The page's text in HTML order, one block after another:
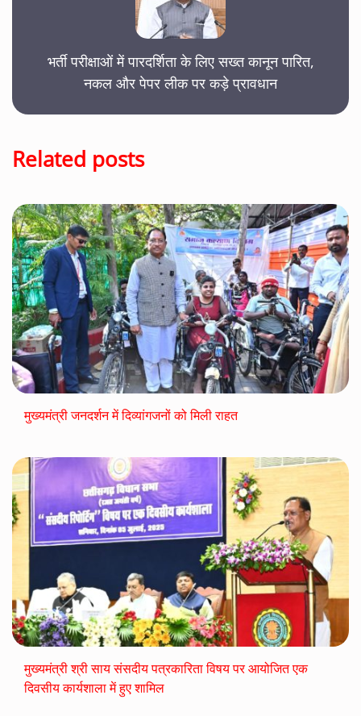
भर्ती परीक्षाओं में पारदर्शिता के लिए सख्त कानून पारित,
नकल और पेपर लीक पर कड़े प्रावधान
Related posts
मुख्यमंत्री जनदर्शन में दिव्यांगजनों को मिली राहत
मुख्यमंत्री श्री साय संसदीय पत्रकारिता विषय पर आयोजित एक
दिवसीय कार्यशाला में हुए शामिल